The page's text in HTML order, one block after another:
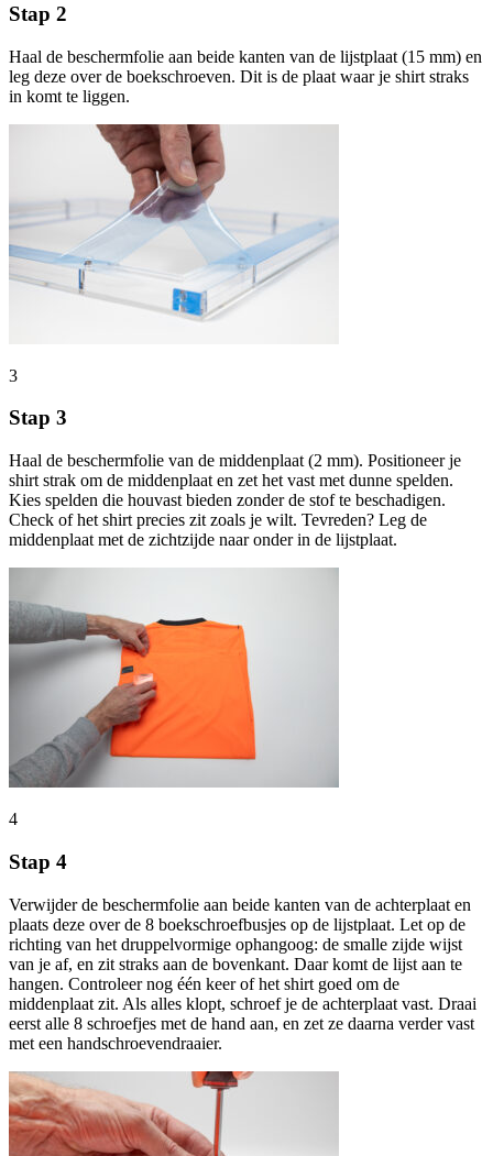
Stap 2
Haal de beschermfolie aan beide kanten van de lijstplaat (15 mm) en
leg deze over de boekschroeven. Dit is de plaat waar je shirt straks
in komt te liggen.
3
Stap 3
Haal de beschermfolie van de middenplaat (2 mm). Positioneer je
shirt strak om de middenplaat en zet het vast met dunne spelden.
Kies spelden die houvast bieden zonder de stof te beschadigen.
Check of het shirt precies zit zoals je wilt. Tevreden? Leg de
middenplaat met de zichtzijde naar onder in de lijstplaat.
4
Stap 4
Verwijder de beschermfolie aan beide kanten van de achterplaat en
plaats deze over de 8 boekschroefbusjes op de lijstplaat. Let op de
richting van het druppelvormige ophangoog: de smalle zijde wijst
van je af, en zit straks aan de bovenkant. Daar komt de lijst aan te
hangen. Controleer nog één keer of het shirt goed om de
middenplaat zit. Als alles klopt, schroef je de achterplaat vast. Draai
eerst alle 8 schroefjes met de hand aan, en zet ze daarna verder vast
met een handschroevendraaier.